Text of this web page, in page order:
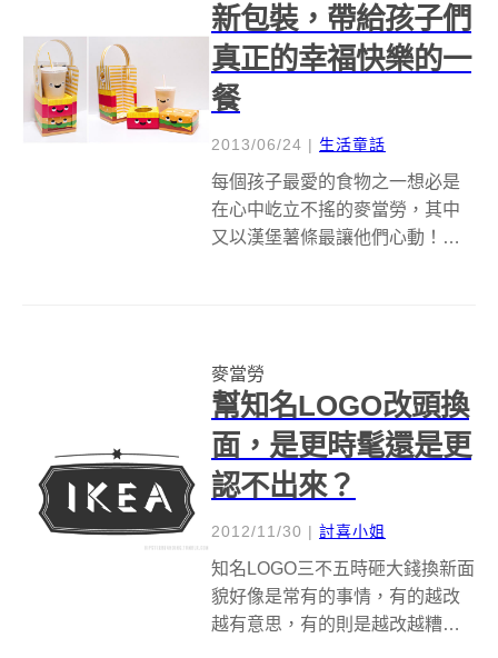
新包裝，帶給孩子們
真正的幸福快樂的一
餐
2013/06/24 | 生活童話
每個孩子最愛的食物之一想必是
在心中屹立不搖的麥當勞，其中
又以漢堡薯條最讓他們心動！而
餐注入了不一樣的元素，讓兒童
餐名...
麥當勞
幫知名LOGO改頭換
面，是更時髦還是更
認不出來？
2012/11/30 | 討喜小姐
知名LOGO三不五時砸大錢換新面
貌好像是常有的事情，有的越改
越有意思，有的則是越改越糟